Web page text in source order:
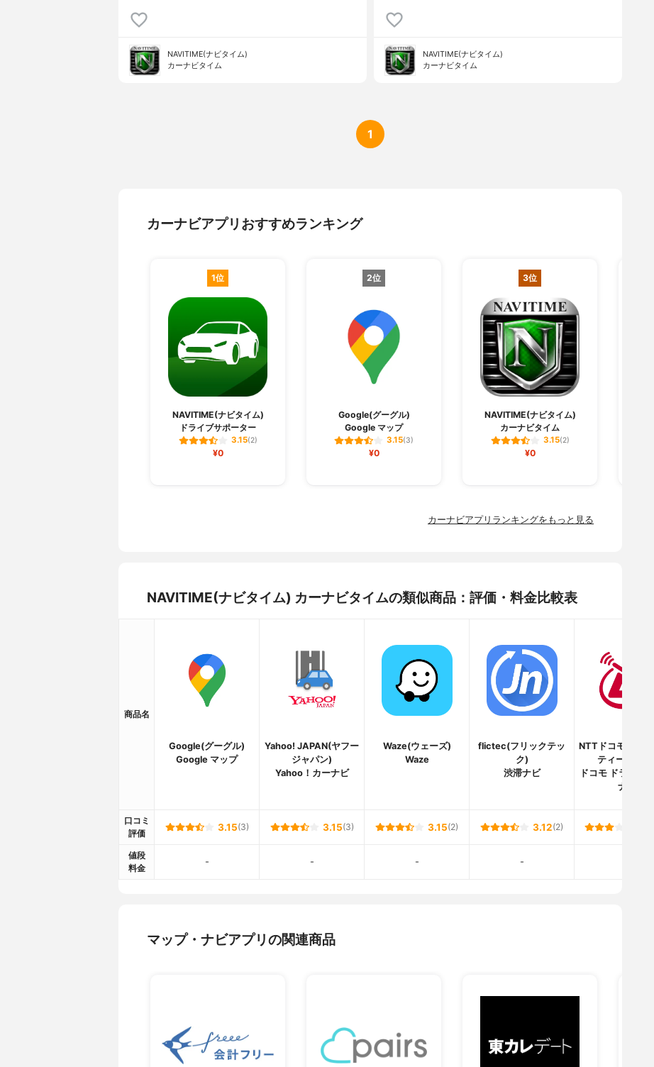
NAVITIME(ナビタイム)
カーナビタイム
NAVITIME(ナビタイム)
カーナビタイム
1
カーナビアプリおすすめランキング
1位
NAVITIME(ナビタイム)
ドライブサポーター
3.15(2)
¥0
2位
Google(グーグル)
Google マップ
3.15(3)
¥0
3位
NAVITIME(ナビタイム)
カーナビタイム
3.15(2)
¥0
カーナビアプリランキングをもっと見る
NAVITIME(ナビタイム) カーナビタイムの類似商品：評価・料金比較表
商品名
Google(グーグル)
Google マップ
Yahoo! JAPAN(ヤフー
ジャパン)
Yahoo！カーナビ
Waze(ウェーズ)
Waze
flictec(フリックテッ
ク)
渋滞ナビ
NTTドコモ(エヌテ
ティードコモ)
ドコモ ドライブネ
ナビ
口コミ
評価
3.15(3) 3.15(3) 3.15(2) 3.12(2)
値段
料金
- - - -
マップ・ナビアプリの関連商品